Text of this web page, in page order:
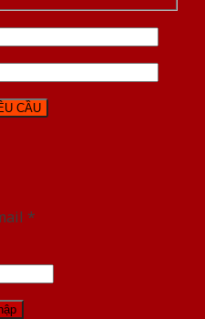
*